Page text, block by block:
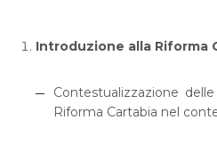
Introduzione alla Riforma
Contestualizzazione
Riforma Cartabia nel